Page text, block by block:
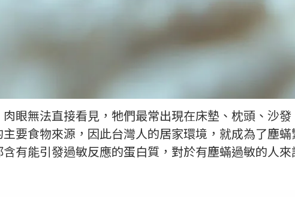
眼無法直接看見，牠們最常出現在床墊、枕頭、沙
要食物來源，因此台灣人的居家環境，就成為了塵
有能引發過敏反應的蛋白質，對於有塵蟎過敏的人